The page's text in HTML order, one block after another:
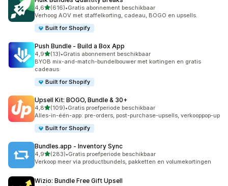
4,6van 5 sterren
(616)
616 recensies in totaal
•Gratis abonnement beschikbaar
Verhoog AOV met staffelkorting, cadeau, BOGO en upsells.
Built for Shopify
Push Bundle ‑ Build a Box App
4,9van 5 sterren
(13)
13 recensies in totaal
•Gratis abonnement beschikbaar
BYOB mix-and-match-bundelbouwer met kortingen en gratis
cadeaus
Built for Shopify
Upsell Kit: BOGO, Bundle & 30+
4,8van 5 sterren
(109)
109 recensies in totaal
•Gratis proefperiode beschikbaar
Alles-in-één-app: pre-orders, post-purchase-upsells, verkooppop-up
Built for Shopify
Bundles.app ‑ Inventory Sync
4,9van 5 sterren
(283)
283 recensies in totaal
•Gratis proefperiode beschikbaar
Verkoop meer via productbundels, pakketten en volumekortingen
Wizio: Bundle Free Gift Upsell